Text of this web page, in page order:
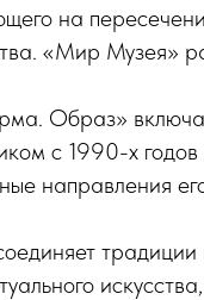
на
«Мир Музея»
Образ»
с 1990-х
направления
традиции